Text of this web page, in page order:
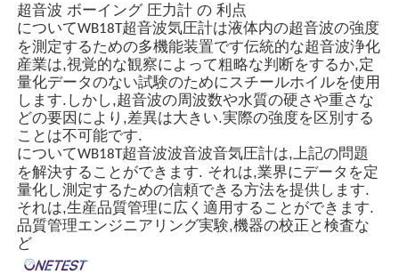
超音波 ボーイング 圧力計 の 利点
についてWB18T超音波気圧計は液体内の超音波の強度
を測定するための多機能装置です伝統的な超音波浄化
産業は,視覚的な観察によって粗略な判断をするか,定
量化データのない試験のためにスチールホイルを使用
します.しかし,超音波の周波数や水質の硬さや重さな
どの要因により,差異は大きい.実際の強度を区別する
ことは不可能です.
についてWB18T超音波波音波音気圧計は,上記の問題
を解決することができます. それは,業界にデータを定
量化し測定するための信頼できる方法を提供します.
それは,生産品質管理に広く適用することができます.
品質管理エンジニアリング実験,機器の校正と検査な
ど